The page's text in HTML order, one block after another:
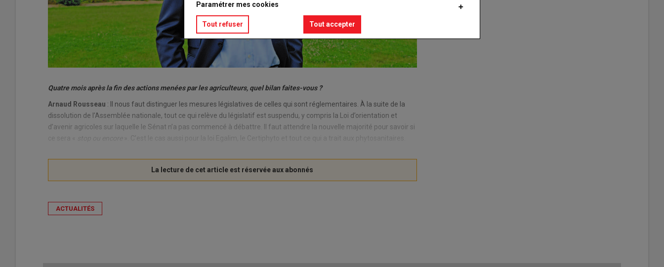
Quatre mois après la fin des actions menées par les agriculteurs, quel bilan faites-vous ?
Arnaud Rousseau : Il nous faut distinguer les mesures législatives de celles qui sont réglementaires. À la suite de la
dissolution de l’Assemblée nationale, tout ce qui relève du législatif est suspendu, y compris la Loi d’orientation et
d’avenir agricoles sur laquelle le Sénat n’a pas commencé à débattre. Il faut attendre la nouvelle majorité pour savoir si
». C’est le cas aussi pour la loi Egalim, le Certiphyto et tout ce qui a trait aux phytosanitaires.
ACTUALITÉS
Paramétrer mes cookies
Tout refuser Tout accepter